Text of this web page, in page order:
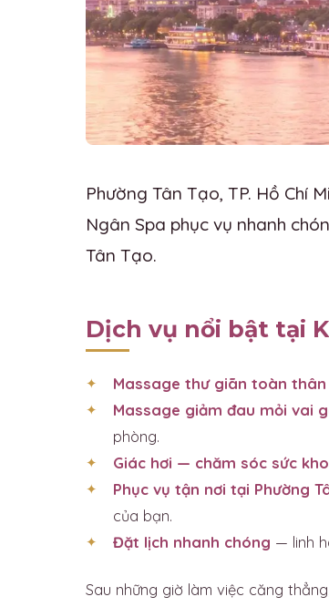
Phường Tân Tạo, TP. Hồ Chí
Ngân Spa phục vụ nhanh
Tân Tạo.
Dịch vụ nổi bật tại
Massage thư giãn toàn thân
Massage giảm đau mỏi vai
phòng.
Giác hơi — chăm sóc sức
Phục vụ tận nơi tại Phường
của bạn.
Đặt lịch nhanh chóng — linh
Sau những giờ làm việc căng